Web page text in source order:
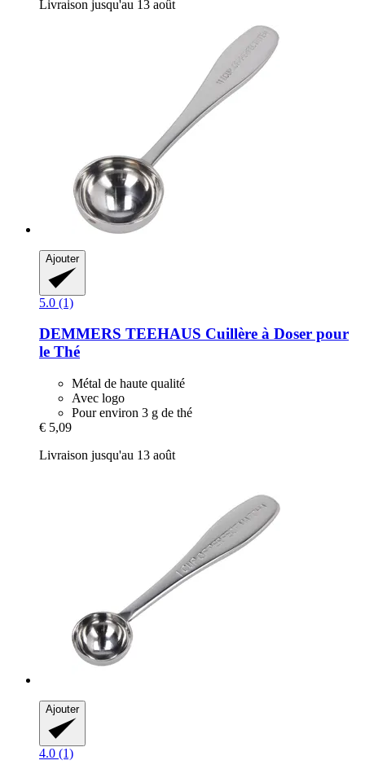
Livraison jusqu'au 13 août
Ajouter
5.0 (1)
DEMMERS TEEHAUS Cuillère à Doser pour
le Thé
Métal de haute qualité
Avec logo
Pour environ 3 g de thé
€ 5,09
Livraison jusqu'au 13 août
Ajouter
4.0 (1)